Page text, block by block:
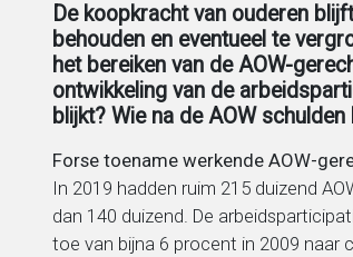
Jeugd
Leefstijl en duurzaamheid
Onderwijs
Beleid ontwikkelen
Dataoplossingen
Medewerkers
Werken bij
De koopkracht van ouderen
behouden en eventueel te
het bereiken van de AOW-
ontwikkeling van de
blijkt? Wie na de AOW
Forse toename werkende AOW-
In 2019 hadden ruim 215 duizend
dan 140 duizend. De
toe van bijna 6 procent in 2009 naar